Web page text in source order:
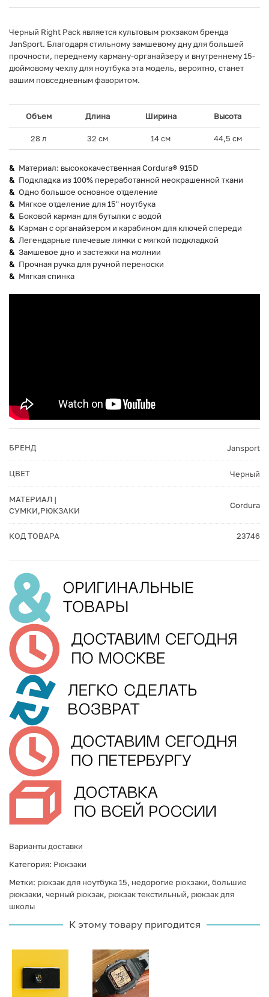
Черный Right Pack является культовым рюкзаком бренда
JanSport. Благодаря стильному замшевому дну для большей
прочности, переднему карману-органайзеру и внутреннему 15-
дюймовому чехлу для ноутбука эта модель, вероятно, станет
вашим повседневным фаворитом.
Объем Длина Ширина Высота
28 л 32 см 14 см 44,5 см
Материал: высококачественная Cordura® 915D
Подкладка из 100% переработанной неокрашенной ткани
Одно большое основное отделение
Мягкое отделение для 15" ноутбука
Боковой карман для бутылки с водой
Карман с органайзером и карабином для ключей спереди
Легендарные плечевые лямки с мягкой подкладкой
Замшевое дно и застежки на молнии
Прочная ручка для ручной переноски
Мягкая спинка
БРЕНД Jansport
ЦВЕТ Черный
МАТЕРИАЛ |
СУМКИ,РЮКЗАКИ
Cordura
КОД ТОВАРА 23746
Варианты доставки
Категория: Рюкзаки
Метки: рюкзак для ноутбука 15, недорогие рюкзаки, большие
рюкзаки, черный рюкзак, рюкзак текстильный, рюкзак для
школы
К этому товару пригодится